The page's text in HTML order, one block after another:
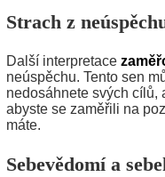
Strach z
Další interpretace
neúspěchu. Tento sen
nedosáhnete svých cílů,
abyste se zaměřili na
máte.
Sebevědomí a